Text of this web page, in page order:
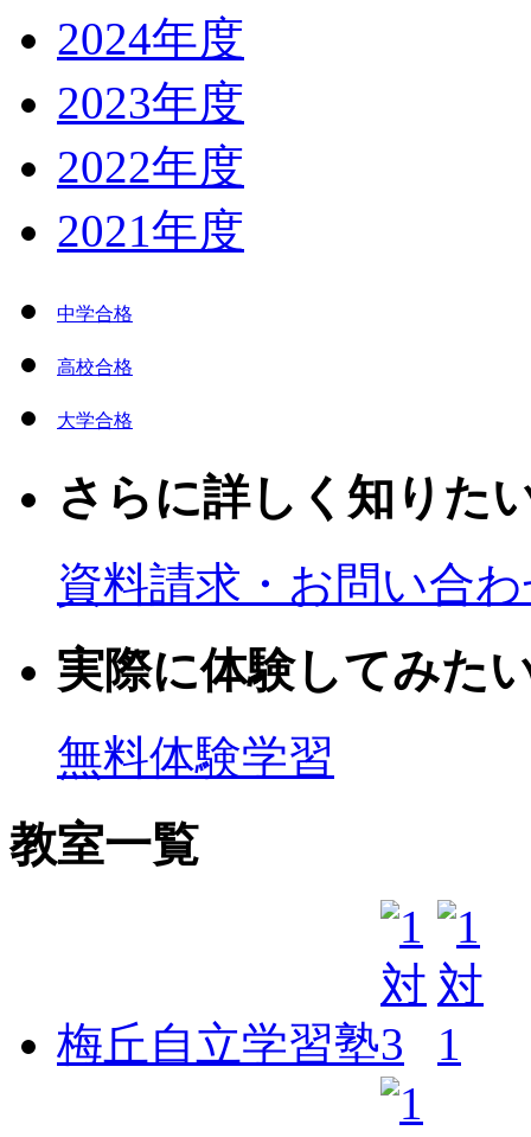
2024年度
2023年度
2022年度
2021年度
中学合格
高校合格
大学合格
さらに詳しく知りた
資料請求・お問い合
実際に体験してみた
無料体験学習
教室一覧
梅丘自立学習塾